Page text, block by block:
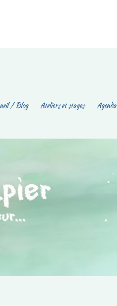
/ Blog Ateliers et stages Agenda